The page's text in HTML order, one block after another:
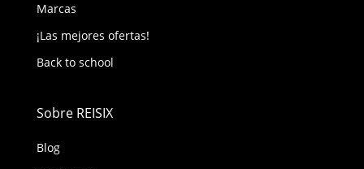
Marcas
¡Las mejores ofertas!
Back to school
Sobre REISIX
Blog